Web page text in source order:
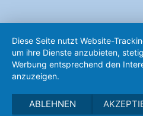
Diese Seite nutzt Website-
um ihre Dienste anzubieten,
Werbung entsprechend den
anzuzeigen.
ABLEHNEN